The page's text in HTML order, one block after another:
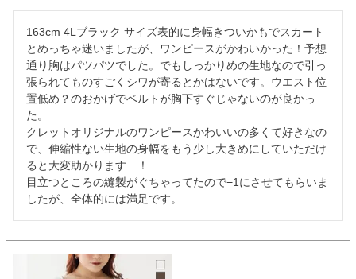
163cm 4Lブラック サイズ表的に身幅きついかもでスカート
とめっちゃ迷いましたが、ワンピースがかわいかった！予想
通り胸はパツパツでした。でもしっかりめの生地なので引っ
張られてものすごくシワが寄るとかはないです。ウエスト位
置低め？のおかげでベルトが胸下すぐじゃないのが良かっ
た。
クレットオリジナルのワンピースかわいいの多くて好きなの
で、伸縮性ない生地の身幅をもう少し大きめにしていただけ
ると大変助かります…！
目立つところの縫製がぐちゃってたので−1にさせてもらいま
したが、全体的には満足です。